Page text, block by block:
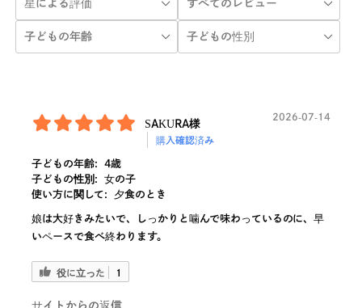
SAKURA様
購入確認済み
2026-07-14
子どもの年齢:
4歳
子どもの性別:
女の子
使い方に関して:
夕食のとき
娘は大好きみたいで、しっかりと噛んで味わっているのに、早
いペースで食べ終わります。
役に立った 1